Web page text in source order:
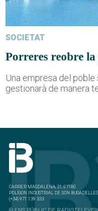
SOCIETAT
Porreres reobre
Una empresa del
gestionarà de manera
CARRER MAGDALENA, 21, 07180
POLÍGON INDUSTRIAL DE SON BUGADELLES
(+34) 971 139 333